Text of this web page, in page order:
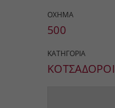
ΟΧΗΜΑ
500
ΚΑΤΗΓΟΡΙΑ
ΚΟΤΣΑΔΟΡΟΙ